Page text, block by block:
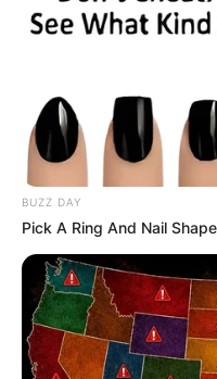
INSPIRASI
10
di Singapura,
Serba Oranye
Penulis: mira |27 Juni 2022
Shopee adalah salah satu
banyak pelanggan. Rilis
berkembang terutama di
Singapura, Thailand,
BUZZ DAY
Pick A Ring And Nail